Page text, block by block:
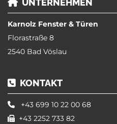

Karnolz Fenster & Türen
Florastraße 8
2540 Bad Vöslau
 KONTAKT
 +43 699 10 22 00 68
 +43 2252 733 82